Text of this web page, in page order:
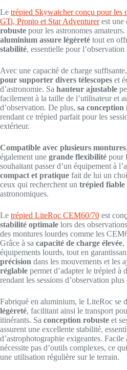
Le trépied Skywatcher conçu pour les
GTi, Pronto et Star Adventurerest une
robuste pour les astronomes amateurs.
aluminium assure légèreté tout en
stabilité, essentielle pour l’observation
Avec une capacité de charge
pour supporter divers télescopes et
d’astronomie. Sa hauteur ajustable
facilement à la taille de l’utilisateur et
d’observation. De plus, sa
rendant ce trépied parfait pour les
extérieur.
Compatible avec plusieurs montures
également une grande flexibilité pour
souhaitant passer d’un équipement à
compact et pratique fait de lui un
ceux qui recherchent un trépied fiable
astronomiques.
Le trépied LiteRoc CEM60/70 est
stabilité optimale lors des
des montures lourdes comme les
Grâce à sa capacité de charge élevée,
équipements lourds, tout en
précision dans les mouvements et les
réglable permet d’adapter le trépied à
rendant les sessions d’observation plus
Fabriqué en aluminium, le LiteRoc se
légèreté, facilitant ainsi le transport
itinérants. Sa conception robuste et
assurent une excellente stabilité,
d’astrophotographie exigeantes.
nécessite pas d’outils complexes, ce
une utilisation régulière sur le terrain.